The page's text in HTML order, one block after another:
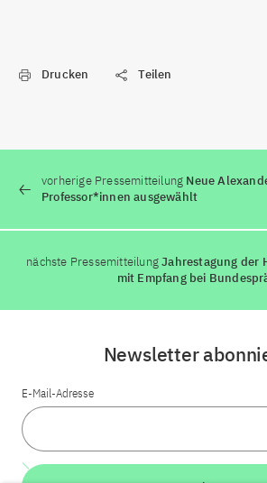
Drucken Teilen
vorherige Pressemitteilung Neue
Professor*innen ausgewählt
nächste PressemitteilungJahrestagung der
mit Empfang bei
Newsletter
E-Mail-Adresse